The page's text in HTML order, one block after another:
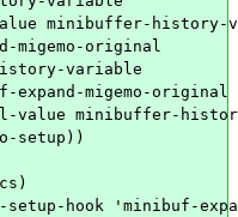
migemo-original
variable
setup))
setup-hook 'minibuf-